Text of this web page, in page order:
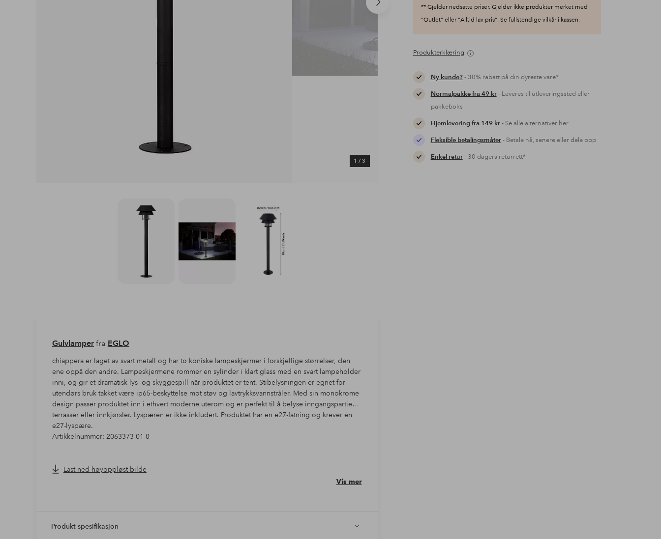
Neste
produkt
1 / 3
** Gjelder nedsatte priser. Gjelder ikke produkter merket med
"Outlet" eller "Alltid lav pris". Se fullstendige vilkår i kassen.
Produkterklæring
Ny kunde?- 30% rabatt på din dyreste vare*
Normalpakke fra 49 kr- Leveres til utleveringssted eller
pakkeboks
Hjemlevering fra 149 kr- Se alle alternativer her
Fleksible betalingsmåter- Betale nå, senere eller dele opp
Enkel retur- 30 dagers returrett*
Gulvlamperfra EGLO
chiappera er laget av svart metall og har to koniske lampeskjermer i forskjellige størrelser, den
ene oppå den andre. Lampeskjermene rommer en sylinder i klart glass med en svart lampeholder
inni, og gir et dramatisk lys- og skyggespill når produktet er tent. Stibelysningen er egnet for
utendørs bruk takket være ip65-beskyttelse mot støv og lavtrykksvannstråler. Med sin monokrome
design passer produktet inn i ethvert moderne uterom og er perfekt til å belyse inngangspartier,
terrasser eller innkjørsler. Lyspæren er ikke inkludert. Produktet har en e27-fatning og krever en
e27-lyspære.
Artikkelnummer: 2063373-01-0
Last ned høyoppløst bilde
Vis mer
Produkt spesifikasjon